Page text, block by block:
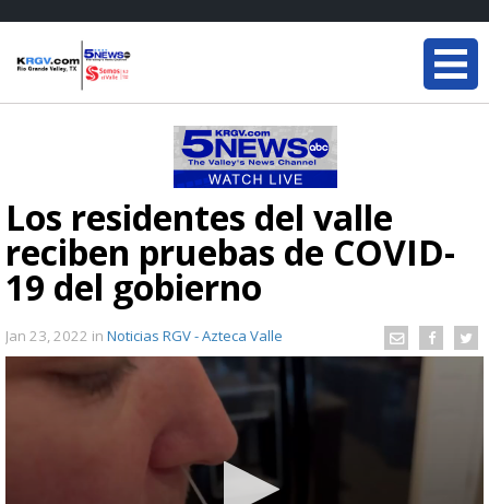
Los residentes del valle
reciben pruebas de COVID-
19 del gobierno
Jan 23, 2022 in Noticias RGV - Azteca Valle